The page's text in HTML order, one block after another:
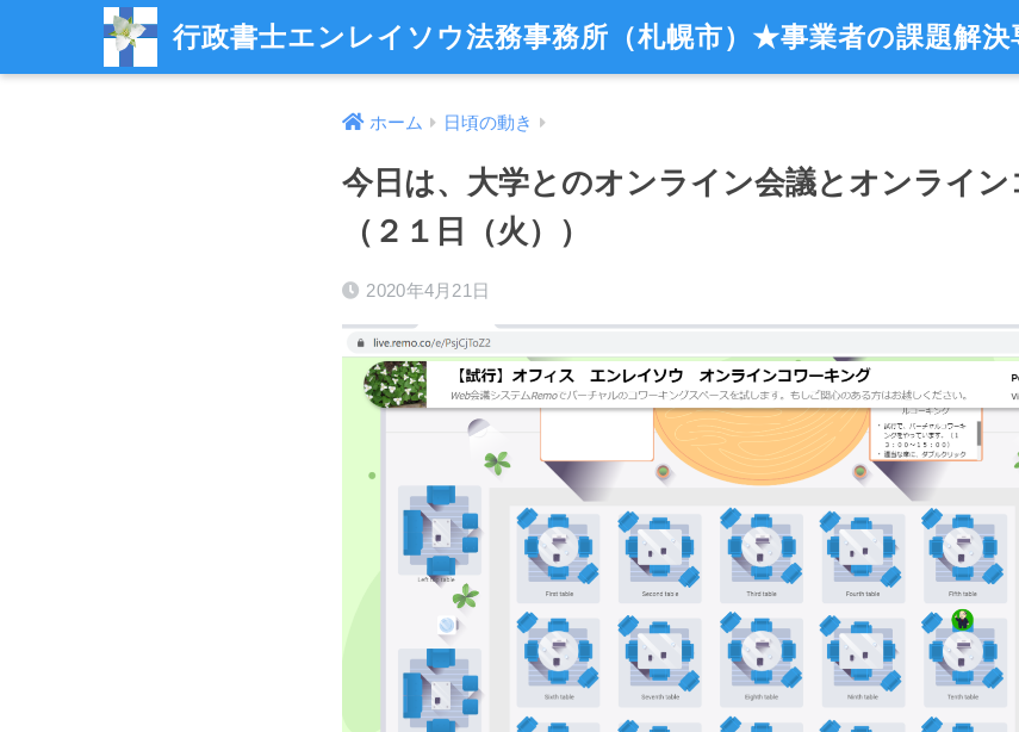
行政書士エンレイソウ法務事務所（札幌市）★事業者の課題解決
ホーム 日頃の動き
今日は、大学とのオンライン会議とオンライ
（２１日（火））
2020年4月21日